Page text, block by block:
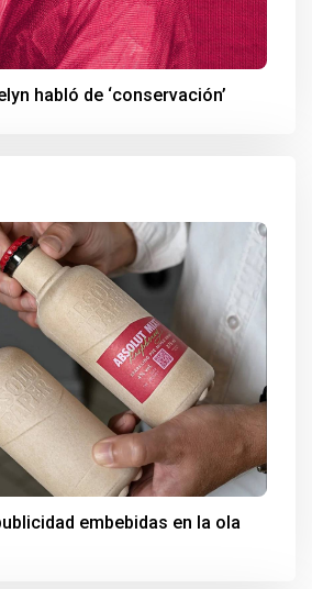
habló de ‘conservación’
embebidas en la ola